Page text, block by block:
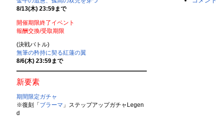
8/13(木) 23:59まで
開催期限終了イベント
報酬交換/受取期限
(決戦バトル)
無筆の矜持に契る紅蓮の翼
8/6(木) 23:59まで
新要素
期間限定ガチャ
※復刻「 ブラーマ 」ステップアップガチャLegen
d